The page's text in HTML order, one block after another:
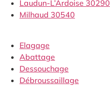
Laudun-L’Ardoise 30290
Milhaud 30540
Elagage
Abattage
Dessouchage
Débroussaillage